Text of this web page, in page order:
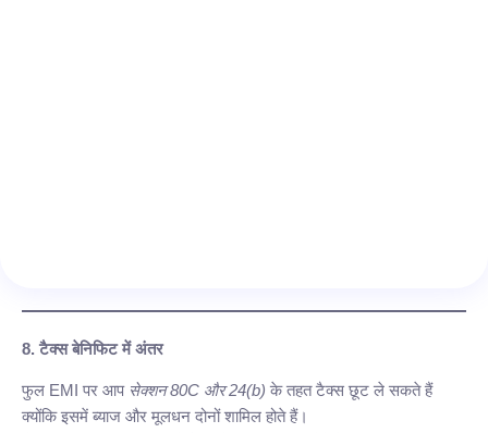
8. टैक्स बेनिफिट में अंतर
फुल EMI पर आप सेक्शन 80C और 24(b) के तहत टैक्स छूट ले सकते हैं
क्योंकि इसमें ब्याज और मूलधन दोनों शामिल होते हैं।